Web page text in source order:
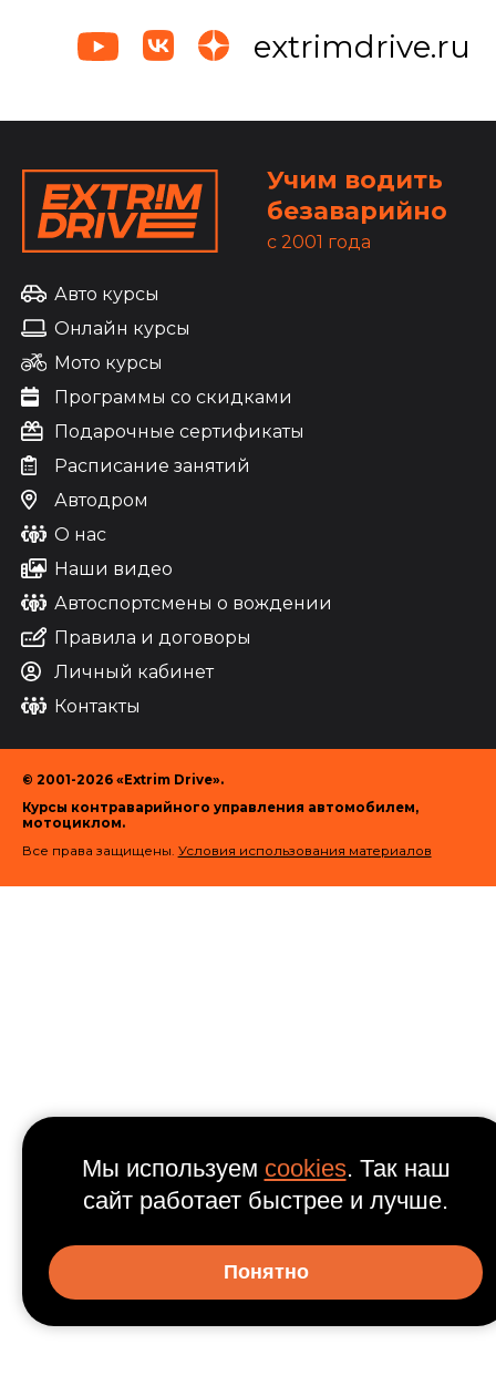
extrimdrive.ru
Учим водить
безаварийно
c 2001 года
Авто курсы
Онлайн курсы
Мото курсы
Программы со скидками
Подарочные сертификаты
Расписание занятий
Автодром
О нас
Наши видео
Автоспортсмены о вождении
Правила и договоры
Личный кабинет
Контакты
© 2001-2026 «Extrim Drive».
Курсы контраварийного управления автомобилем,
мотоциклом.
Все права защищены. Условия использования материалов
Мы используем cookies. Так наш
сайт работает быстрее и лучше.
Понятно